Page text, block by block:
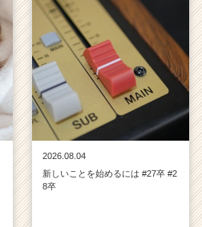
2026.08.04
新しいことを始めるには #27卒 #2
8卒